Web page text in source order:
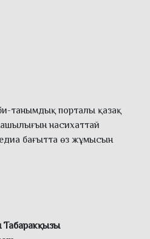
танымдық порталы қазақ
насихаттай
бағытта өз жұмысын